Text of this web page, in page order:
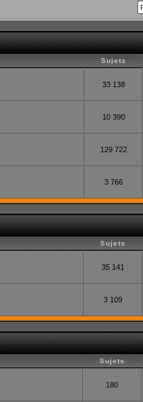
Sujets
33 138
10 390
129 722
3 766
Sujets
35 141
3 109
Sujets
180